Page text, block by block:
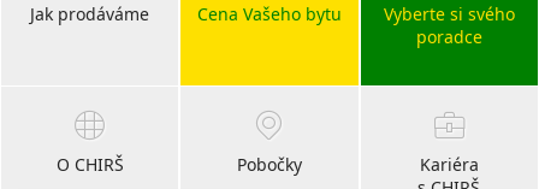
Jak prodáváme Cena Vašeho bytu
Vyberte si svého
poradce
O CHIRŠ Pobočky
Kariéra